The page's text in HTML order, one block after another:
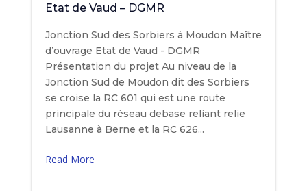
Etat de Vaud – DGMR
Jonction Sud des Sorbiers à Moudon Maître
d’ouvrage Etat de Vaud - DGMR
Présentation du projet Au niveau de la
Jonction Sud de Moudon dit des Sorbiers
se croise la RC 601 qui est une route
principale du réseau debase reliant relie
Lausanne à Berne et la RC 626...
Read More